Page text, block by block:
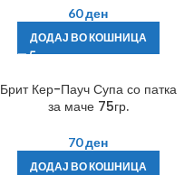
60ден
ДОДАЈ ВО КОШНИЦА
Брит Кер-Пауч Супа со патка
за маче 75гр.
70ден
ДОДАЈ ВО КОШНИЦА